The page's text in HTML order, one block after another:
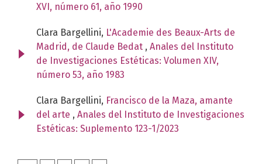
XVI, número 61, año 1990
Clara Bargellini, L'Academie des Beaux-Arts de
Madrid, de Claude Bedat , Anales del Instituto
de Investigaciones Estéticas: Volumen XIV,
número 53, año 1983
Clara Bargellini, Francisco de la Maza, amante
del arte , Anales del Instituto de Investigaciones
Estéticas: Suplemento 123-1/2023